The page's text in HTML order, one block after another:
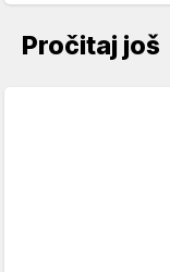
Pročitaj još